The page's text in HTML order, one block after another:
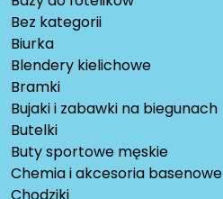
Bez kategorii
Biurka
Blendery kielichowe
Bramki
Bujaki i zabawki na biegunach
Butelki
Buty sportowe męskie
Chemia i akcesoria basenowe